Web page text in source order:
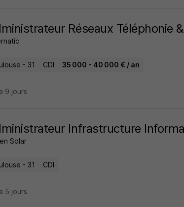
Réseaux Téléphonie
- 31 CDI 35 000 - 40 000 € / an
9 jours
Infrastructure
Solar
- 31 CDI
5 jours